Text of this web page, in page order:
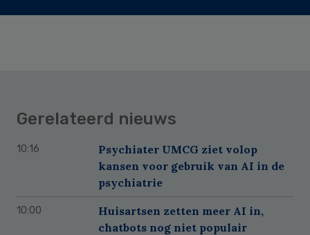
Gerelateerd nieuws
10:16
Psychiater UMCG ziet volop
kansen voor gebruik van AI in de
psychiatrie
10:00
Huisartsen zetten meer AI in,
chatbots nog niet populair